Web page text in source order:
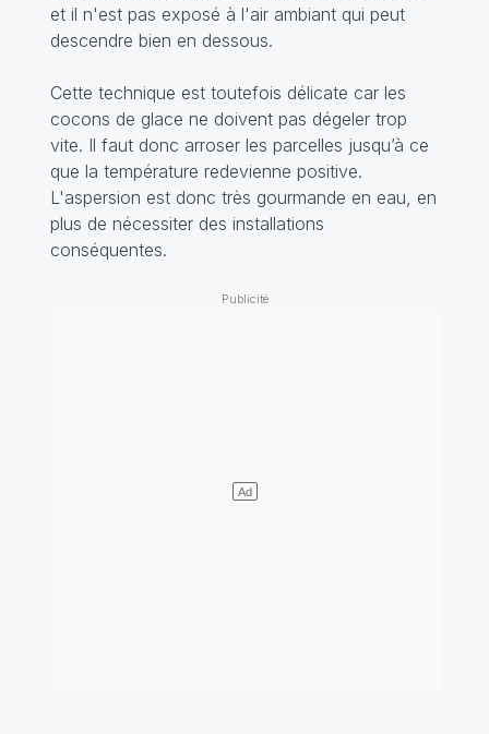
et il n'est pas exposé à l'air ambiant qui peut
descendre bien en dessous.
Cette technique est toutefois délicate car les
cocons de glace ne doivent pas dégeler trop
vite. Il faut donc arroser les parcelles jusqu’à ce
que la température redevienne positive.
L'aspersion est donc très gourmande en eau, en
plus de nécessiter des installations
conséquentes.